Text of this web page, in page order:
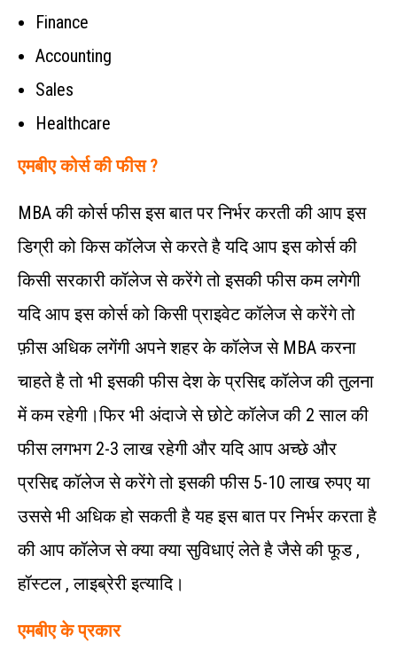
Finance
Accounting
Sales
Healthcare
एमबीए कोर्स की फीस ?
MBA की कोर्स फीस इस बात पर निर्भर करती की आप इस
डिग्री को किस कॉलेज से करते है यदि आप इस कोर्स की
किसी सरकारी कॉलेज से करेंगे तो इसकी फीस कम लगेगी
यदि आप इस कोर्स को किसी प्राइवेट कॉलेज से करेंगे तो
फ़ीस अधिक लगेंगी अपने शहर के कॉलेज से MBA करना
चाहते है तो भी इसकी फीस देश के प्रसिद्द कॉलेज की तुलना
में कम रहेगी।फिर भी अंदाजे से छोटे कॉलेज की 2 साल की
फीस लगभग 2-3 लाख रहेगी और यदि आप अच्छे और
प्रसिद्द कॉलेज से करेंगे तो इसकी फीस 5-10 लाख रुपए या
उससे भी अधिक हो सकती है यह इस बात पर निर्भर करता है
की आप कॉलेज से क्या क्या सुविधाएं लेते है जैसे की फूड ,
हॉस्टल , लाइब्रेरी इत्यादि।
एमबीए के प्रकार